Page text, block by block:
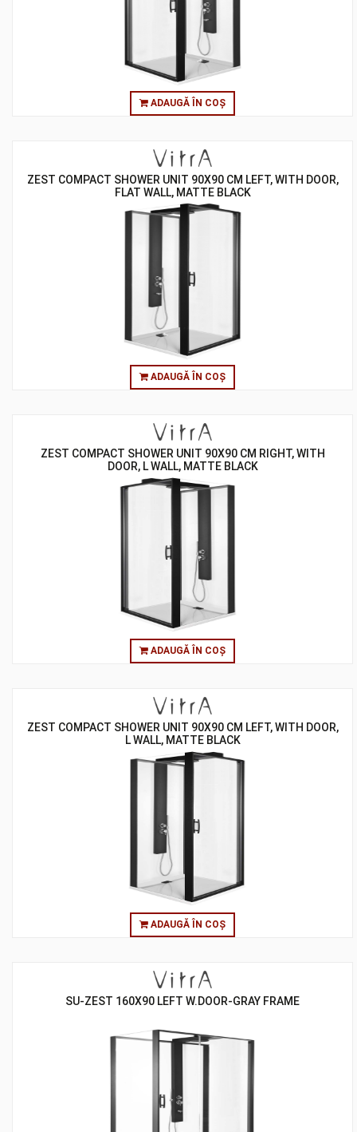
ADAUGĂ ÎN COȘ
ZEST COMPACT SHOWER UNIT 90X90 CM LEFT, WITH DOOR,
FLAT WALL, MATTE BLACK
ADAUGĂ ÎN COȘ
ZEST COMPACT SHOWER UNIT 90X90 CM RIGHT, WITH
DOOR, L WALL, MATTE BLACK
ADAUGĂ ÎN COȘ
ZEST COMPACT SHOWER UNIT 90X90 CM LEFT, WITH DOOR,
L WALL, MATTE BLACK
ADAUGĂ ÎN COȘ
SU-ZEST 160X90 LEFT W.DOOR-GRAY FRAME